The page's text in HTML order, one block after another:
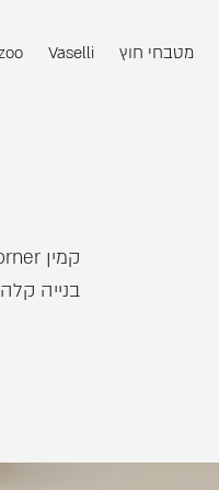
מטבחי חוץ Vaselli
בנייה